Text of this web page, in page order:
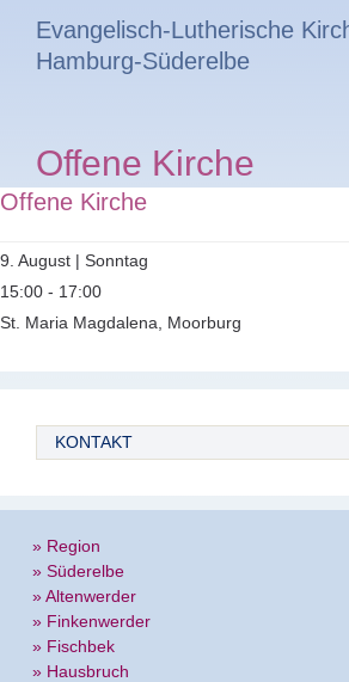
Evangelisch-Lutherische
Hamburg-Süderelbe
Offene Kirche
Offene Kirche
9. August | Sonntag
15:00 - 17:00
St. Maria Magdalena, Moorburg
KONTAKT
» Region
» Süderelbe
» Altenwerder
» Finkenwerder
» Fischbek
» Hausbruch